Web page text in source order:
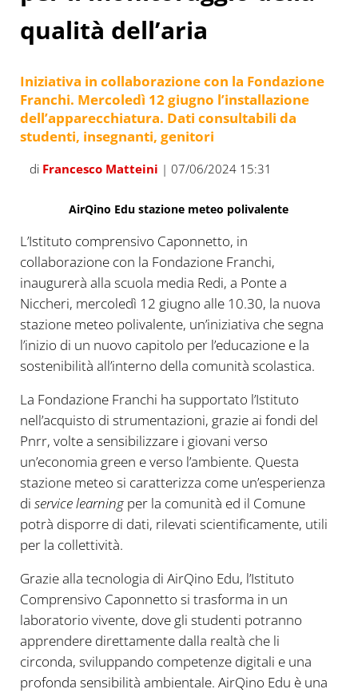
qualità dell’aria
Iniziativa in collaborazione con la Fondazione
Franchi. Mercoledì 12 giugno l’installazione
dell’apparecchiatura. Dati consultabili da
studenti, insegnanti, genitori
di Francesco Matteini | 07/06/2024 15:31
AirQino Edu stazione meteo polivalente
L’Istituto comprensivo Caponnetto, in
collaborazione con la Fondazione Franchi,
inaugurerà alla scuola media Redi, a Ponte a
Niccheri, mercoledì 12 giugno alle 10.30, la nuova
stazione meteo polivalente, un’iniziativa che segna
l’inizio di un nuovo capitolo per l’educazione e la
sostenibilità all’interno della comunità scolastica.
La Fondazione Franchi ha supportato l’Istituto
nell’acquisto di strumentazioni, grazie ai fondi del
Pnrr, volte a sensibilizzare i giovani verso
un’economia green e verso l’ambiente. Questa
stazione meteo si caratterizza come un’esperienza
di service learningper la comunità ed il Comune
potrà disporre di dati, rilevati scientificamente, utili
per la collettività.
Grazie alla tecnologia di AirQino Edu, l’Istituto
Comprensivo Caponnetto si trasforma in un
laboratorio vivente, dove gli studenti potranno
apprendere direttamente dalla realtà che li
circonda, sviluppando competenze digitali e una
profonda sensibilità ambientale. AirQino Edu è una